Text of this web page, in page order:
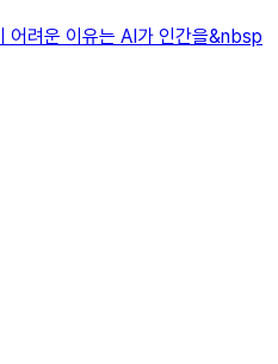
어려운 이유는 AI가 인간을&nbsp